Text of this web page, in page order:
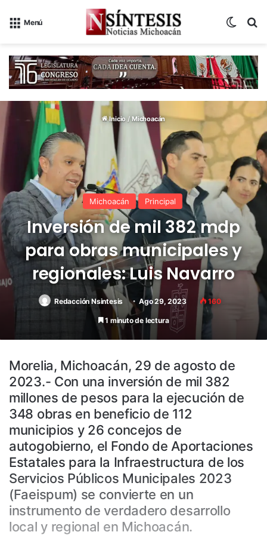
Menú
Inicio / Michoacán
Michoacán Principal
Inversión de mil 382 mdp
para obras municipales y
regionales: Luis Navarro
Redacción Nsintesis Ago 29, 2023 160
1 minuto de lectura
Morelia, Michoacán, 29 de agosto de
2023.- Con una inversión de mil 382
millones de pesos para la ejecución de
348 obras en beneficio de 112
municipios y 26 concejos de
autogobierno, el Fondo de Aportaciones
Estatales para la Infraestructura de los
Servicios Públicos Municipales 2023
(Faeispum) se convierte en un
instrumento de verdadero desarrollo
local y regional en Michoacán.